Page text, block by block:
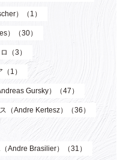
）（1）
）（30）
（3）
1）
Gursky）（47）
（Andre Kertesz）（36）
Andre Brasilier）（31）